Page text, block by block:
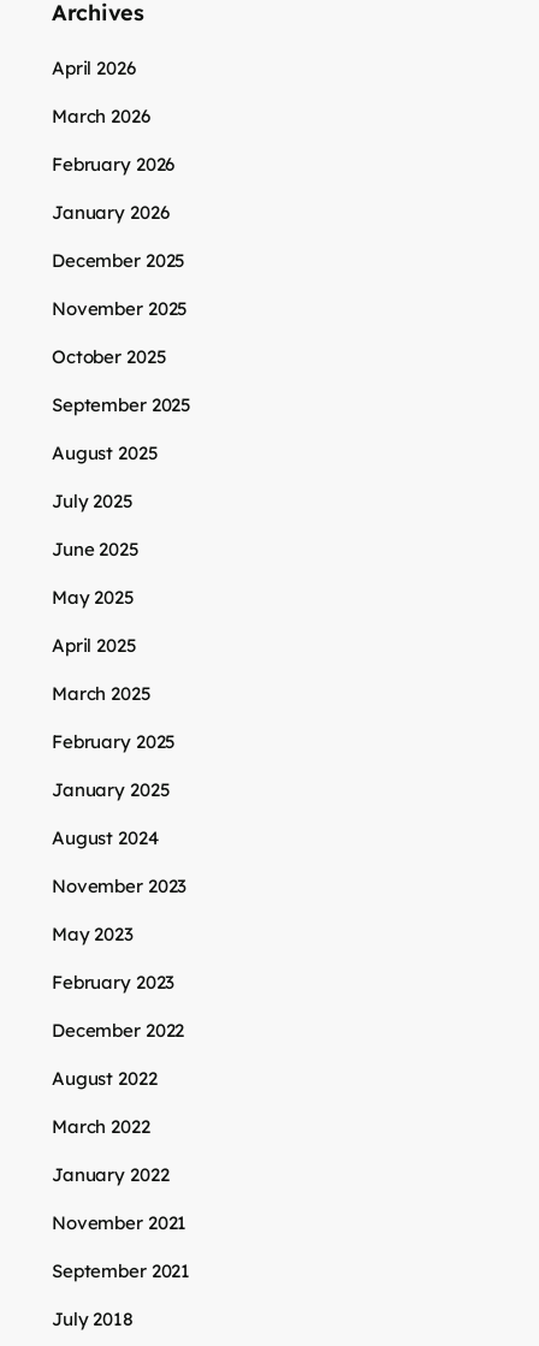
Archives
April 2026
March 2026
February 2026
January 2026
December 2025
November 2025
October 2025
September 2025
August 2025
July 2025
June 2025
May 2025
April 2025
March 2025
February 2025
January 2025
August 2024
November 2023
May 2023
February 2023
December 2022
August 2022
March 2022
January 2022
November 2021
September 2021
July 2018